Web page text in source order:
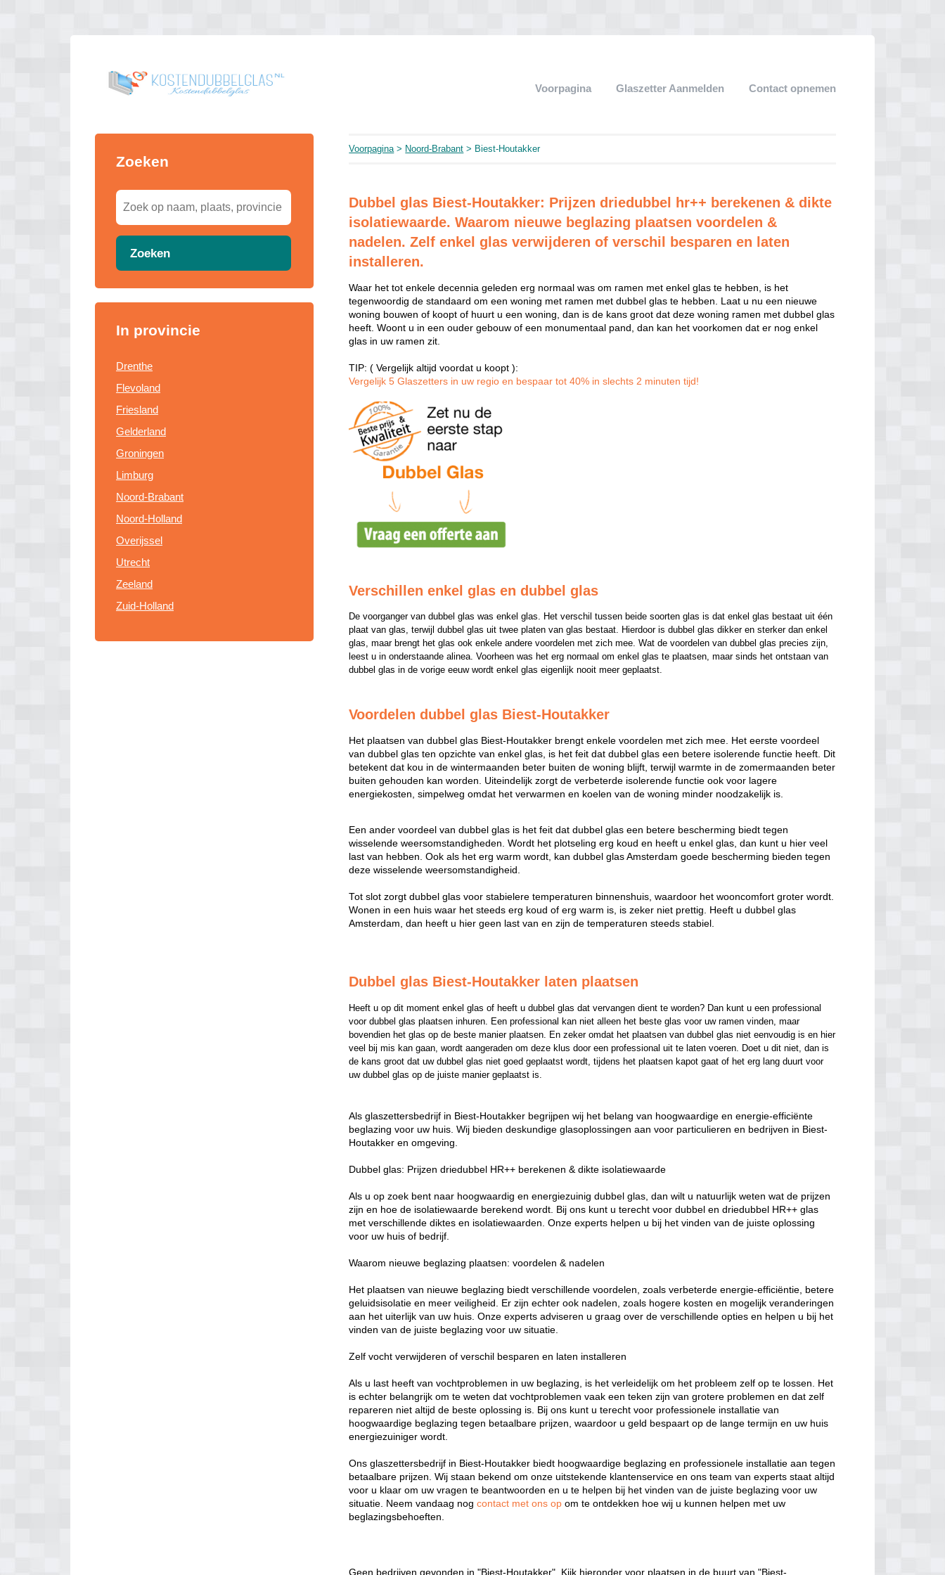
Voorpagina Glaszetter Aanmelden Contact opnemen
Zoeken
Zoeken
In provincie
Drenthe
Flevoland
Friesland
Gelderland
Groningen
Limburg
Noord-Brabant
Noord-Holland
Overijssel
Utrecht
Zeeland
Zuid-Holland
Voorpagina> Noord-Brabant > Biest-Houtakker
Dubbel glas Biest-Houtakker: Prijzen driedubbel hr++ berekenen & dikte
isolatiewaarde. Waarom nieuwe beglazing plaatsen voordelen &
nadelen. Zelf enkel glas verwijderen of verschil besparen en laten
installeren.
Waar het tot enkele decennia geleden erg normaal was om ramen met enkel glas te hebben, is het
tegenwoordig de standaard om een woning met ramen met dubbel glas te hebben. Laat u nu een nieuwe
woning bouwen of koopt of huurt u een woning, dan is de kans groot dat deze woning ramen met dubbel glas
heeft. Woont u in een ouder gebouw of een monumentaal pand, dan kan het voorkomen dat er nog enkel
glas in uw ramen zit.
TIP: ( Vergelijk altijd voordat u koopt ):
Vergelijk 5 Glaszetters in uw regio en bespaar tot 40% in slechts 2 minuten tijd!
Verschillen enkel glas en dubbel glas
De voorganger van dubbel glas was enkel glas. Het verschil tussen beide soorten glas is dat enkel glas bestaat uit één
plaat van glas, terwijl dubbel glas uit twee platen van glas bestaat. Hierdoor is dubbel glas dikker en sterker dan enkel
glas, maar brengt het glas ook enkele andere voordelen met zich mee. Wat de voordelen van dubbel glas precies zijn,
leest u in onderstaande alinea. Voorheen was het erg normaal om enkel glas te plaatsen, maar sinds het ontstaan van
dubbel glas in de vorige eeuw wordt enkel glas eigenlijk nooit meer geplaatst.
Voordelen dubbel glas Biest-Houtakker
Het plaatsen van dubbel glas Biest-Houtakker brengt enkele voordelen met zich mee. Het eerste voordeel
van dubbel glas ten opzichte van enkel glas, is het feit dat dubbel glas een betere isolerende functie heeft. Dit
betekent dat kou in de wintermaanden beter buiten de woning blijft, terwijl warmte in de zomermaanden beter
buiten gehouden kan worden. Uiteindelijk zorgt de verbeterde isolerende functie ook voor lagere
energiekosten, simpelweg omdat het verwarmen en koelen van de woning minder noodzakelijk is.
Een ander voordeel van dubbel glas is het feit dat dubbel glas een betere bescherming biedt tegen
wisselende weersomstandigheden. Wordt het plotseling erg koud en heeft u enkel glas, dan kunt u hier veel
last van hebben. Ook als het erg warm wordt, kan dubbel glas Amsterdam goede bescherming bieden tegen
deze wisselende weersomstandigheid.
Tot slot zorgt dubbel glas voor stabielere temperaturen binnenshuis, waardoor het wooncomfort groter wordt.
Wonen in een huis waar het steeds erg koud of erg warm is, is zeker niet prettig. Heeft u dubbel glas
Amsterdam, dan heeft u hier geen last van en zijn de temperaturen steeds stabiel.
Dubbel glas Biest-Houtakker laten plaatsen
Heeft u op dit moment enkel glas of heeft u dubbel glas dat vervangen dient te worden? Dan kunt u een professional
voor dubbel glas plaatsen inhuren. Een professional kan niet alleen het beste glas voor uw ramen vinden, maar
bovendien het glas op de beste manier plaatsen. En zeker omdat het plaatsen van dubbel glas niet eenvoudig is en hier
veel bij mis kan gaan, wordt aangeraden om deze klus door een professional uit te laten voeren. Doet u dit niet, dan is
de kans groot dat uw dubbel glas niet goed geplaatst wordt, tijdens het plaatsen kapot gaat of het erg lang duurt voor
uw dubbel glas op de juiste manier geplaatst is.
Als glaszettersbedrijf in Biest-Houtakker begrijpen wij het belang van hoogwaardige en energie-efficiënte
beglazing voor uw huis. Wij bieden deskundige glasoplossingen aan voor particulieren en bedrijven in Biest-
Houtakker en omgeving.
Dubbel glas: Prijzen driedubbel HR++ berekenen & dikte isolatiewaarde
Als u op zoek bent naar hoogwaardig en energiezuinig dubbel glas, dan wilt u natuurlijk weten wat de prijzen
zijn en hoe de isolatiewaarde berekend wordt. Bij ons kunt u terecht voor dubbel en driedubbel HR++ glas
met verschillende diktes en isolatiewaarden. Onze experts helpen u bij het vinden van de juiste oplossing
voor uw huis of bedrijf.
Waarom nieuwe beglazing plaatsen: voordelen & nadelen
Het plaatsen van nieuwe beglazing biedt verschillende voordelen, zoals verbeterde energie-efficiëntie, betere
geluidsisolatie en meer veiligheid. Er zijn echter ook nadelen, zoals hogere kosten en mogelijk veranderingen
aan het uiterlijk van uw huis. Onze experts adviseren u graag over de verschillende opties en helpen u bij het
vinden van de juiste beglazing voor uw situatie.
Zelf vocht verwijderen of verschil besparen en laten installeren
Als u last heeft van vochtproblemen in uw beglazing, is het verleidelijk om het probleem zelf op te lossen. Het
is echter belangrijk om te weten dat vochtproblemen vaak een teken zijn van grotere problemen en dat zelf
repareren niet altijd de beste oplossing is. Bij ons kunt u terecht voor professionele installatie van
hoogwaardige beglazing tegen betaalbare prijzen, waardoor u geld bespaart op de lange termijn en uw huis
energiezuiniger wordt.
Ons glaszettersbedrijf in Biest-Houtakker biedt hoogwaardige beglazing en professionele installatie aan tegen
betaalbare prijzen. Wij staan bekend om onze uitstekende klantenservice en ons team van experts staat altijd
voor u klaar om uw vragen te beantwoorden en u te helpen bij het vinden van de juiste beglazing voor uw
situatie. Neem vandaag nogcontact met ons opom te ontdekken hoe wij u kunnen helpen met uw
beglazingsbehoeften.
Geen bedrijven gevonden in "Biest-Houtakker". Kijk hieronder voor plaatsen in de buurt van "Biest-